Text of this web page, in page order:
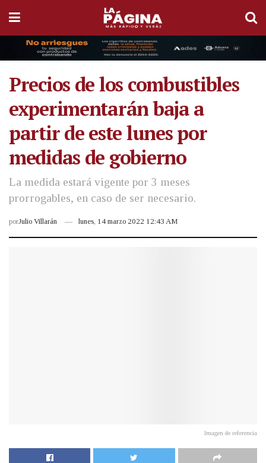
Precios de los combustibles
experimentarán baja a
partir de este lunes por
medidas de gobierno
La medida estará vigente por 3 meses
prorrogables, en caso de ser necesario.
porJulio Villarán lunes, 14 marzo 2022 12:43 AM
Imagen de referencia